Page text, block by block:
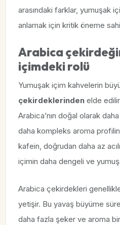
arasındaki farklar, yumuşak
anlamak için kritik öneme
Arabica
içimdeki rolü
Yumuşak içim kahvelerin
çekirdeklerinden elde
Arabica’nın doğal olarak
daha kompleks aroma
kafein, doğrudan daha az
içimin daha dengeli ve
Arabica çekirdekleri
yetişir. Bu yavaş büyüme
daha fazla şeker ve aroma